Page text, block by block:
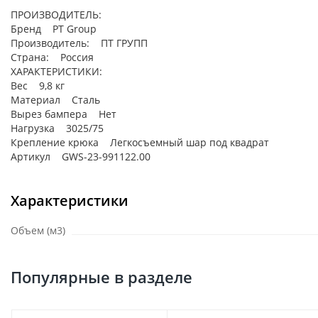
ПРОИЗВОДИТЕЛЬ:
Бренд PT Group
Производитель: ПТ ГРУПП
Страна: Россия
ХАРАКТЕРИСТИКИ:
Вес 9,8 кг
Материал Сталь
Вырез бампера Нет
Нагрузка 3025/75
Крепление крюка Легкосъемный шар под квадрат
Артикул GWS-23-991122.00
Характеристики
Объем (м3)
Популярные в разделе